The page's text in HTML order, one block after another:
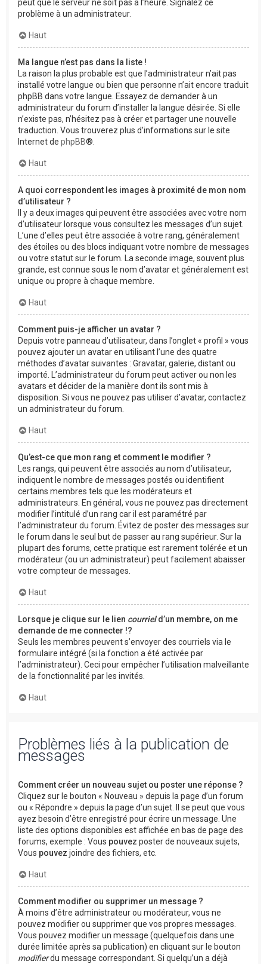
peut que le serveur ne soit pas à l’heure. Signalez ce
problème à un administrateur.
Haut
Ma langue n’est pas dans la liste !
La raison la plus probable est que l’administrateur n’ait pas
installé votre langue ou bien que personne n’ait encore traduit
phpBB dans votre langue. Essayez de demander à un
administrateur du forum d’installer la langue désirée. Si elle
n’existe pas, n’hésitez pas à créer et partager une nouvelle
traduction. Vous trouverez plus d’informations sur le site
Internet de phpBB®.
Haut
A quoi correspondent les images à proximité de mon nom
d’utilisateur ?
Il y a deux images qui peuvent être associées avec votre nom
d’utilisateur lorsque vous consultez les messages d’un sujet.
L’une d’elles peut être associée à votre rang, généralement
des étoiles ou des blocs indiquant votre nombre de messages
ou votre statut sur le forum. La seconde image, souvent plus
grande, est connue sous le nom d’avatar et généralement est
unique ou propre à chaque membre.
Haut
Comment puis-je afficher un avatar ?
Depuis votre panneau d’utilisateur, dans l’onglet « profil » vous
pouvez ajouter un avatar en utilisant l’une des quatre
méthodes d’avatar suivantes : Gravatar, galerie, distant ou
importé. L’administrateur du forum peut activer ou non les
avatars et décider de la manière dont ils sont mis à
disposition. Si vous ne pouvez pas utiliser d’avatar, contactez
un administrateur du forum.
Haut
Qu’est-ce que mon rang et comment le modifier ?
Les rangs, qui peuvent être associés au nom d’utilisateur,
indiquent le nombre de messages postés ou identifient
certains membres tels que les modérateurs et
administrateurs. En général, vous ne pouvez pas directement
modifier l’intitulé d’un rang car il est paramétré par
l’administrateur du forum. Évitez de poster des messages sur
le forum dans le seul but de passer au rang supérieur. Sur la
plupart des forums, cette pratique est rarement tolérée et un
modérateur (ou un administrateur) peut facilement abaisser
votre compteur de messages.
Haut
Lorsque je clique sur le lien courrield’un membre, on me
demande de me connecter !?
Seuls les membres peuvent s’envoyer des courriels via le
formulaire intégré (si la fonction a été activée par
l’administrateur). Ceci pour empêcher l’utilisation malveillante
de la fonctionnalité par les invités.
Haut
Problèmes liés à la publication de
messages
Comment créer un nouveau sujet ou poster une réponse ?
Cliquez sur le bouton « Nouveau » depuis la page d’un forum
ou « Répondre » depuis la page d’un sujet. Il se peut que vous
ayez besoin d’être enregistré pour écrire un message. Une
liste des options disponibles est affichée en bas de page des
forums, exemple : Vous pouvez poster de nouveaux sujets,
Vous pouvez joindre des fichiers, etc.
Haut
Comment modifier ou supprimer un message ?
À moins d’être administrateur ou modérateur, vous ne
pouvez modifier ou supprimer que vos propres messages.
Vous pouvez modifier un message (quelquefois dans une
durée limitée après sa publication) en cliquant sur le bouton
modifierdu message correspondant. Si quelqu’un a déjà